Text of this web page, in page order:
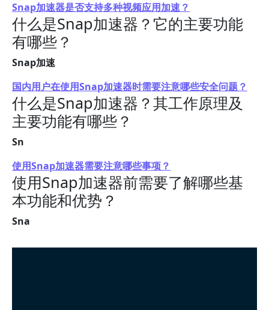
Snap加速器是否支持多种视频应用加速？
什么是Snap加速器？它的主要功能
有哪些？
Snap加速
国内用户在使用Snap加速器时需要注意哪些安全问题？
什么是Snap加速器？其工作原理及
主要功能有哪些？
Sn
使用Snap加速器需要注意哪些事项？
使用Snap加速器前需要了解哪些基
本功能和优势？
Sna